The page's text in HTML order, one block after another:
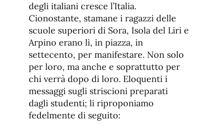
degli italiani cresce l’Italia.
Cionostante, stamane i ragazzi delle
scuole superiori di Sora, Isola del Liri e
Arpino erano lì, in piazza, in
settecento, per manifestare. Non solo
per loro, ma anche e soprattutto per
chi verrà dopo di loro. Eloquenti i
messaggi sugli striscioni preparati
dagli studenti; li riproponiamo
fedelmente di seguito: